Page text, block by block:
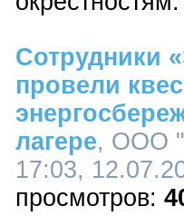
Сотрудники
провели
лагере, ООО
17:03,